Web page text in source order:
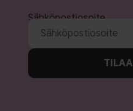
Sähköpostiosoite
TILAA